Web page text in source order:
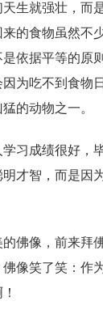
生就强壮，
的食物虽然
依据平等的
为吃不到食
的动物之一。
习成绩很好
才智，而是
佛像，前来
像笑了笑：